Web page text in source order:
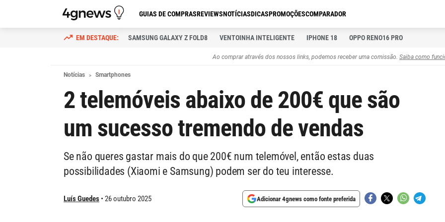
GUIAS DE COMPRASREVIEWSNOTÍCIASDICASPROMOÇÕESCOMPARADOR
SAMSUNG GALAXY Z FOLD8 VENTOINHA INTELIGENTE IPHONE 18 OPPO RENO16 PRO
Ao comprar através dos nossos links, podemos receber uma comissão. Saiba como
Notícias Smartphones
2 telemóveis abaixo de 200€ que são
um sucesso tremendo de vendas
Se não queres gastar mais do que 200€ num telemóvel, então estas duas
possibilidades (Xiaomi e Samsung) podem ser do teu interesse.
Luís Guedes 26 outubro 2025 Adicionar 4gnews como fonte preferida